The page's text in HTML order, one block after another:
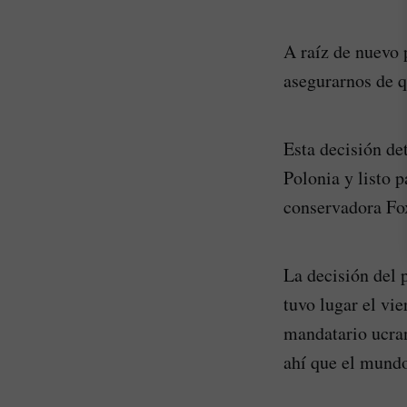
A raíz de nuevo
asegurarnos de
Esta decisión
Polonia y listo
conservadora
La decisión del
tuvo lugar el
mandatario
ahí que el